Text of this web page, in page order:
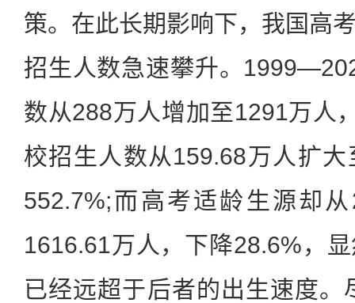
策。在此长期影响下，我国高
招生人数急速攀升。
数从288万人增加至1291万人
校招生人数从159.68万人扩
552.7%;而高考适龄生源却
1616.61万人，下降28.6%，
已经远超于后者的出生速度。